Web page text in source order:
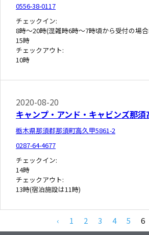
0556-38-0117
チェックイン:
8時～20時(混雑時6時～7時頃から受付の場
15時
チェックアウト:
10時
2020-08-20
キャンプ・アンド・キャビンズ那須
栃木県那須郡那須町高久甲5861-2
0287-64-4677
チェックイン:
14時
チェックアウト:
13時(宿泊施設は11時)
‹ 1 2 3 4 5 6